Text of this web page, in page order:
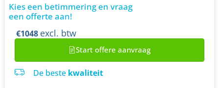
Kies een betimmering en vraag
een offerte aan!
€1048 excl. btw
Start offere aanvraag
De beste kwaliteit